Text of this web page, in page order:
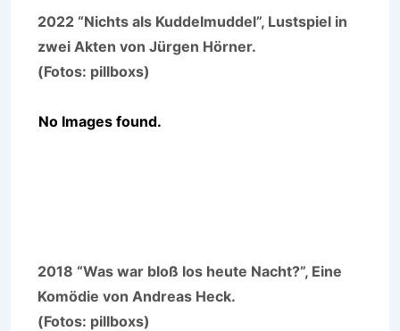
2022 “Nichts als Kuddelmuddel”, Lustspiel in
zwei Akten von Jürgen Hörner.
(Fotos: pillboxs)
No Images found.
2018 “Was war bloß los heute Nacht?”, Eine
Komödie von Andreas Heck.
(Fotos: pillboxs)